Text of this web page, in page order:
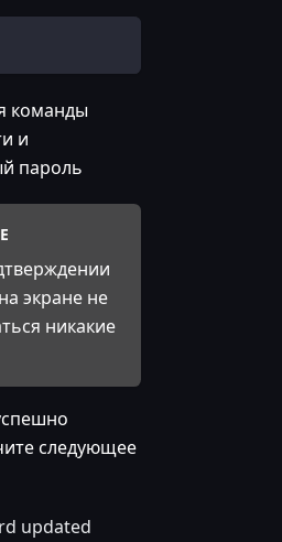
команды
и
пароль
экране не
никакие
следующее
updated